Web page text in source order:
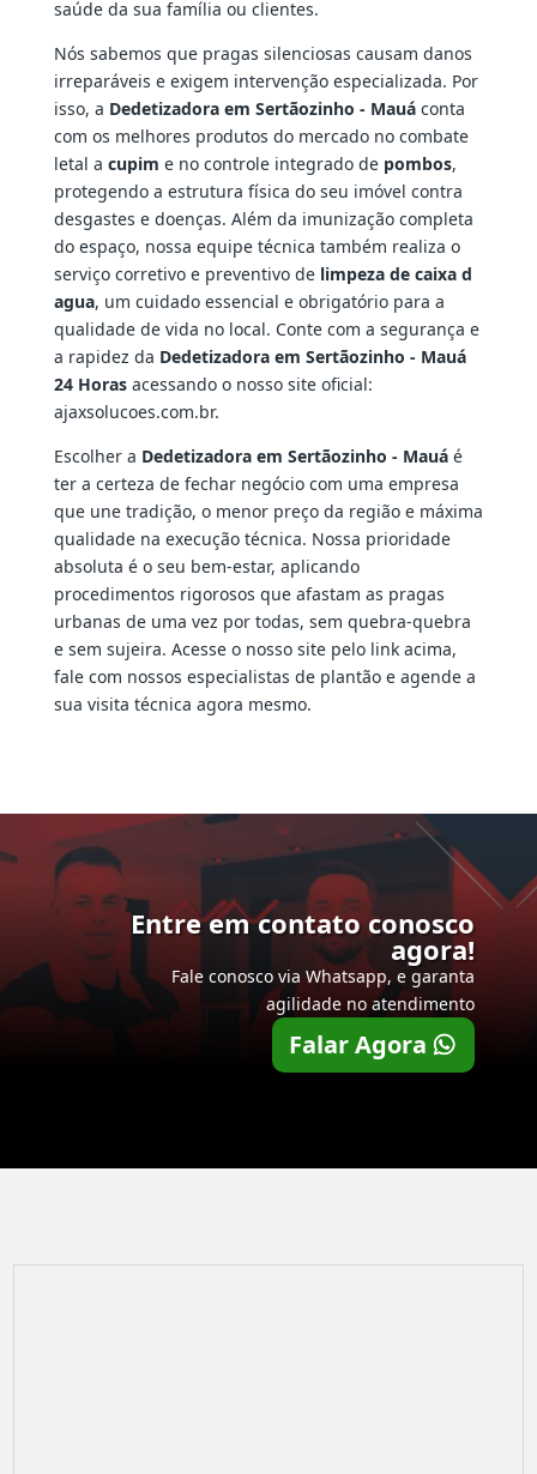
saúde da sua família ou clientes.
Nós sabemos que pragas silenciosas causam danos
irreparáveis e exigem intervenção especializada. Por
isso, a Dedetizadora em Sertãozinho - Mauáconta
com os melhores produtos do mercado no combate
letal a cupim e no controle integrado de pombos,
protegendo a estrutura física do seu imóvel contra
desgastes e doenças. Além da imunização completa
do espaço, nossa equipe técnica também realiza o
serviço corretivo e preventivo de limpeza de caixa d
agua, um cuidado essencial e obrigatório para a
qualidade de vida no local. Conte com a segurança e
a rapidez da Dedetizadora em Sertãozinho - Mauá
24 Horasacessando o nosso site oficial:
ajaxsolucoes.com.br.
Escolher a Dedetizadora em Sertãozinho - Mauáé
ter a certeza de fechar negócio com uma empresa
que une tradição, o menor preço da região e máxima
qualidade na execução técnica. Nossa prioridade
absoluta é o seu bem-estar, aplicando
procedimentos rigorosos que afastam as pragas
urbanas de uma vez por todas, sem quebra-quebra
e sem sujeira. Acesse o nosso site pelo link acima,
fale com nossos especialistas de plantão e agende a
sua visita técnica agora mesmo.
Entre em contato conosco
agora!
Fale conosco via Whatsapp, e garanta
agilidade no atendimento
Falar Agora